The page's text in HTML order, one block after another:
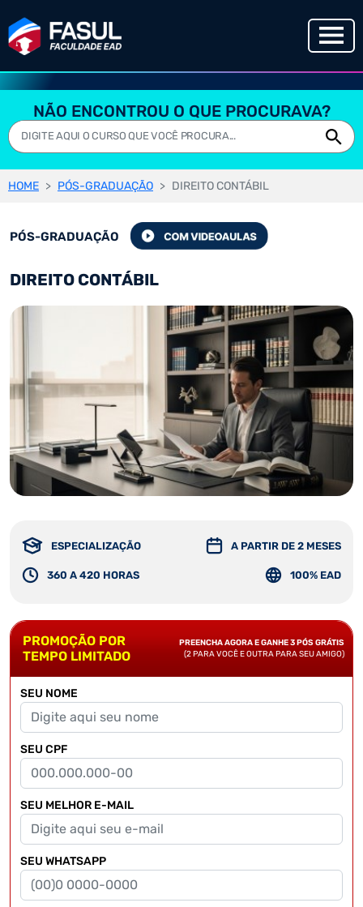
NÃO ENCONTROU O QUE PROCURAVA?
HOME PÓS-GRADUAÇÃO DIREITO CONTÁBIL
PÓS-GRADUAÇÃO
DIREITO CONTÁBIL
ESPECIALIZAÇÃO A PARTIR DE 2 MESES
360 A 420 HORAS 100% EAD
PROMOÇÃO POR
TEMPO LIMITADO
PREENCHA AGORA E GANHE 3 PÓS GRÁTIS
(2 PARA VOCÊ E OUTRA PARA SEU AMIGO)
SEU NOME
SEU CPF
SEU MELHOR E-MAIL
SEU WHATSAPP